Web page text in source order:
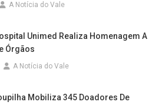
A Notícia do Vale
Unimed Realiza Homenagem A
Órgãos
A Notícia do Vale
Mobiliza 345 Doadores De